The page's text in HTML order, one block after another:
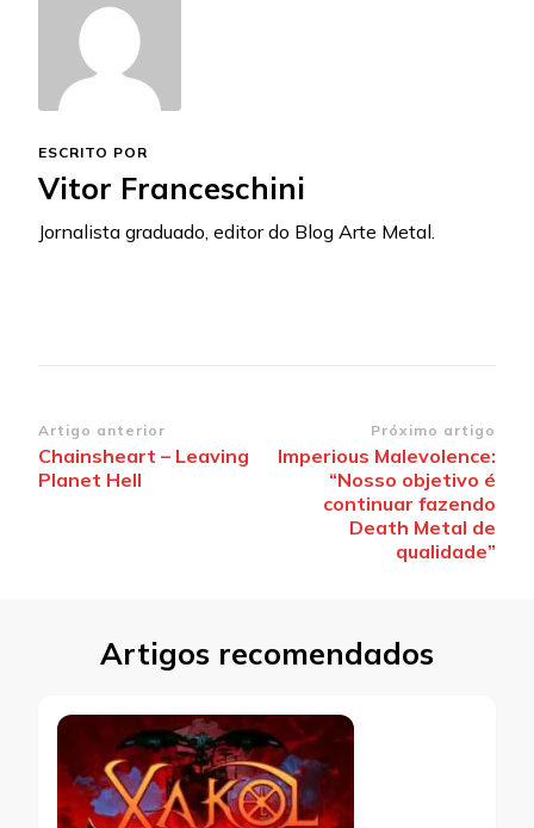
ESCRITO POR
Vitor Franceschini
Jornalista graduado, editor do Blog Arte Metal.
Navegação
de
Artigo anterior
Chainsheart – Leaving
Planet Hell
Próximo artigo
Imperious Malevolence:
“Nosso objetivo é
continuar fazendo
Death Metal de
qualidade”
Artigos recomendados